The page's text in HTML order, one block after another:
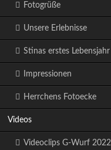
Fotogrüße
Unsere Erlebnisse
Stinas erstes Lebensjahr
Impressionen
Herrchens Fotoecke
Videos
Videoclips G-Wurf 2022